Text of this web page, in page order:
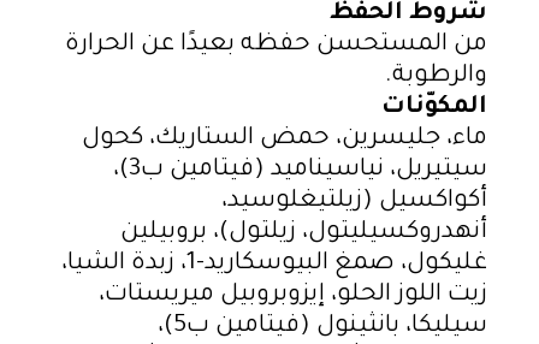
شروط الحفظ
من المستحسن حفظه بعيدًا عن الحرارة
والرطوبة.
المكوّنات
ماء، جليسرين، حمض الستاريك، كحول
سيتيريل، نياسيناميد (فيتامين ب3)،
أكواكسيل (زيلتيغلوسيد،
أنهدروكسيليتول، زيلتول)، بروبيلين
غليكول، صمغ البيوسكاريد-1، زبدة الشيا،
زيت اللوز الحلو، إيزوبروبيل ميريستات،
سيليكا، بانثينول (فيتامين ب5)،